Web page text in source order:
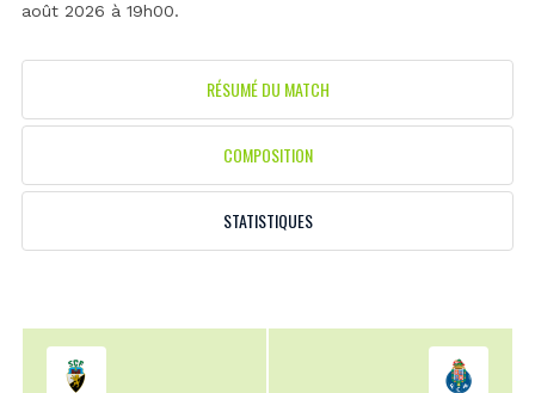
août 2026 à 19h00.
RÉSUMÉ DU MATCH
COMPOSITION
STATISTIQUES